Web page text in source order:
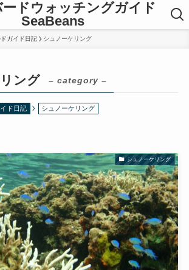
ードウォッチングガイド
SeaBeans
ガイド日記 シュノーケリング
ング – category –
ド日記 シュノーケリング
シュノーケリング